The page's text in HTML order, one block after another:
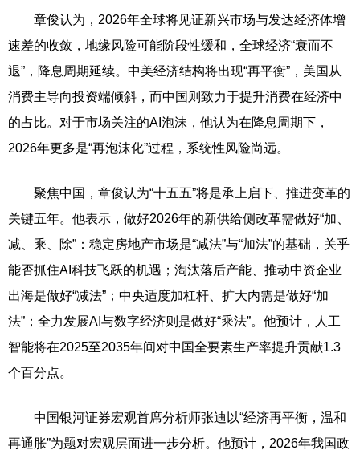
章俊认为，2026年全球将见证新兴市场与发达经济体增
速差的收敛，地缘风险可能阶段性缓和，全球经济“衰而不
退”，降息周期延续。中美经济结构将出现“再平衡”，美国从
消费主导向投资端倾斜，而中国则致力于提升消费在经济中
的占比。对于市场关注的AI泡沫，他认为在降息周期下，
2026年更多是“再泡沫化”过程，系统性风险尚远。
聚焦中国，章俊认为“十五五”将是承上启下、推进变革的
关键五年。他表示，做好2026年的新供给侧改革需做好“加、
减、乘、除”：稳定房地产市场是“减法”与“加法”的基础，关乎
能否抓住AI科技飞跃的机遇；淘汰落后产能、推动中资企业
出海是做好“减法”；中央适度加杠杆、扩大内需是做好“加
法”；全力发展AI与数字经济则是做好“乘法”。他预计，人工
智能将在2025至2035年间对中国全要素生产率提升贡献1.3
个百分点。
中国银河证券宏观首席分析师张迪以“经济再平衡，温和
再通胀”为题对宏观层面进一步分析。他预计，2026年我国政